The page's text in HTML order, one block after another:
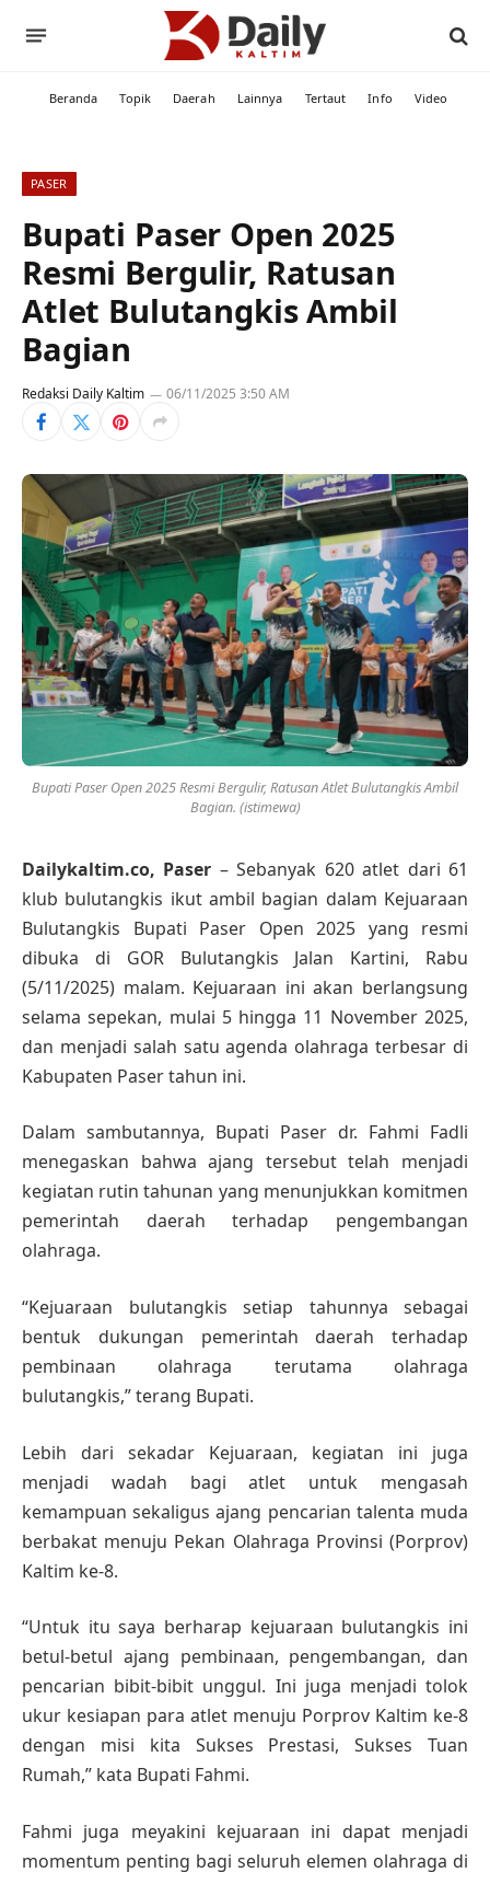
Beranda Topik Daerah Lainnya Tertaut Info Video
PASER
Bupati Paser Open 2025
Resmi Bergulir, Ratusan
Atlet Bulutangkis Ambil
Bagian
Redaksi Daily Kaltim 06/11/2025 3:50 AM
Bupati Paser Open 2025 Resmi Bergulir, Ratusan Atlet Bulutangkis Ambil
Bagian. (istimewa)
Dailykaltim.co, Paser – Sebanyak 620 atlet dari 61
klub bulutangkis ikut ambil bagian dalam Kejuaraan
Bulutangkis Bupati Paser Open 2025 yang resmi
dibuka di GOR Bulutangkis Jalan Kartini, Rabu
(5/11/2025) malam. Kejuaraan ini akan berlangsung
selama sepekan, mulai 5 hingga 11 November 2025,
dan menjadi salah satu agenda olahraga terbesar di
Kabupaten Paser tahun ini.
Dalam sambutannya, Bupati Paser dr. Fahmi Fadli
menegaskan bahwa ajang tersebut telah menjadi
kegiatan rutin tahunan yang menunjukkan komitmen
pemerintah daerah terhadap pengembangan
olahraga.
“Kejuaraan bulutangkis setiap tahunnya sebagai
bentuk dukungan pemerintah daerah terhadap
pembinaan olahraga terutama olahraga
bulutangkis,” terang Bupati.
Lebih dari sekadar Kejuaraan, kegiatan ini juga
menjadi wadah bagi atlet untuk mengasah
kemampuan sekaligus ajang pencarian talenta muda
berbakat menuju Pekan Olahraga Provinsi (Porprov)
Kaltim ke-8.
“Untuk itu saya berharap kejuaraan bulutangkis ini
betul-betul ajang pembinaan, pengembangan, dan
pencarian bibit-bibit unggul. Ini juga menjadi tolok
ukur kesiapan para atlet menuju Porprov Kaltim ke-8
dengan misi kita Sukses Prestasi, Sukses Tuan
Rumah,” kata Bupati Fahmi.
Fahmi juga meyakini kejuaraan ini dapat menjadi
momentum penting bagi seluruh elemen olahraga di